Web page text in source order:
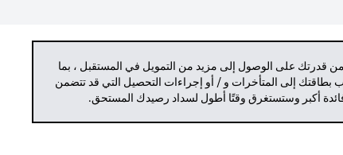
قدرتك على الوصول إلى مزيد من التمويل في المستقبل ، بما
بطاقتك إلى المتأخرات و / أو إجراءات التحصيل التي قد تتضمن
أكبر وستستغرق وقتًا أطول لسداد رصيدك المستحق.